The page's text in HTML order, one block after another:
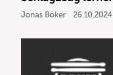
Jonas Böker 26.10.2024